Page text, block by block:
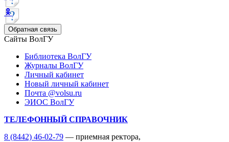
Обратная связь
Сайты ВолГУ
Библиотека ВолГУ
Журналы ВолГУ
Личный кабинет
Новый личный кабинет
Почта @volsu.ru
ЭИОС ВолГУ
ТЕЛЕФОННЫЙ СПРАВОЧНИК
8 (8442) 46-02-79 — приемная ректора,